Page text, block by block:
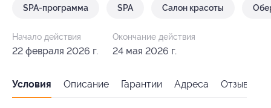
SPA-программа SPA Салон красоты
Начало действия
22 февраля 2026 г.
Окончание действия
24 мая 2026 г.
Условия Описание Гарантии Адреса Отзывы